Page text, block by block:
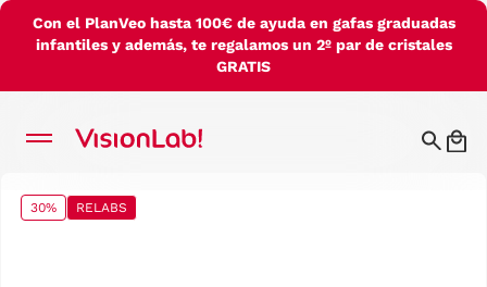
Con el PlanVeo hasta 100€ de ayuda en gafas graduadas
infantiles y además, te regalamos un 2º par de cristales
GRATIS
30% RELABS